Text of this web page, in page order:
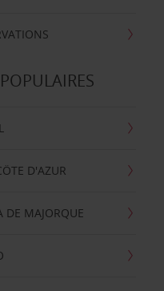
D'AZUR
DE MAJORQUE